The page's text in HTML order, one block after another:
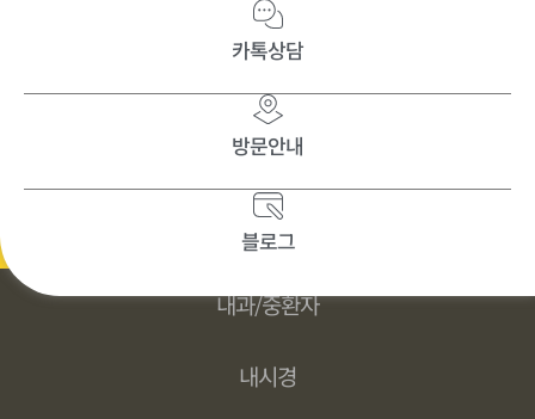
정형외과
내과/중환자
내시경
카톡상담
방문안내
블로그